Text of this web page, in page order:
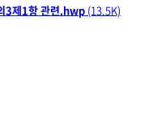
3제1항 관련.hwp(13.5K)